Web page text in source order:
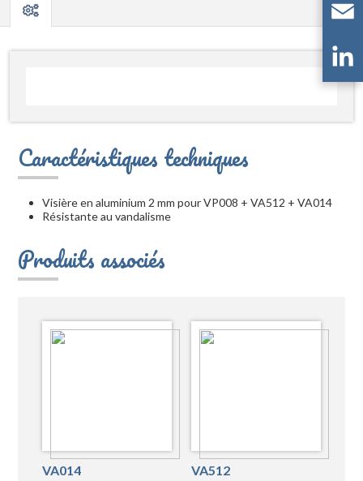
Caractéristiques techniques
Visière en aluminium 2 mm pour VP008 + VA512 + VA014
Résistante au vandalisme
Produits associés
VA014 VA512